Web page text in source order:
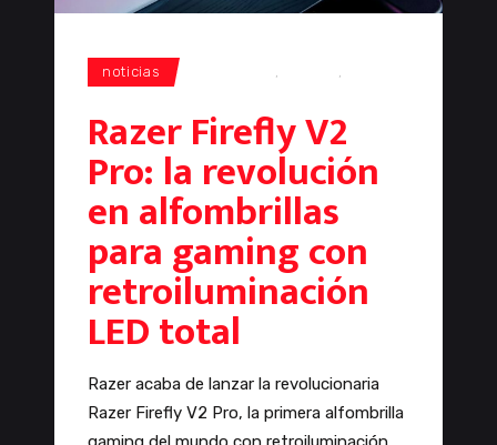
noticias , ,
Razer Firefly V2
Pro: la revolución
en alfombrillas
para gaming con
retroiluminación
LED total
Razer acaba de lanzar la revolucionaria
Razer Firefly V2 Pro, la primera alfombrilla